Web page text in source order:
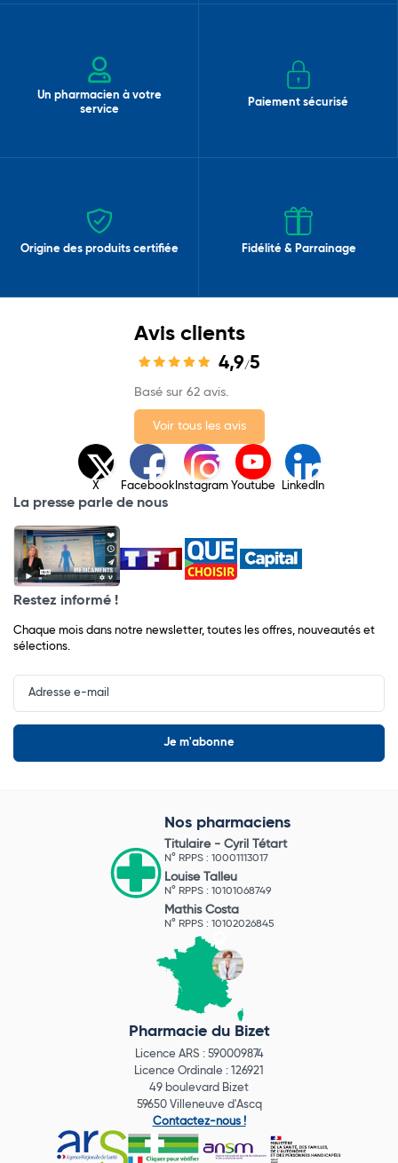
Un pharmacien à votre
service
Paiement sécurisé
Origine des produits certifiée Fidélité & Parrainage
Avis clients
4,9/5
Basé sur 62 avis.
Voir tous les avis
X Facebook Instagram Youtube LinkedIn
La presse parle de nous
Restez informé !
Chaque mois dans notre newsletter, toutes les offres, nouveautés et
sélections.
Input
Newsletter
Nos pharmaciens
Titulaire - Cyril Tétart
N° RPPS : 10001113017
Louise Talleu
N° RPPS : 10101068749
Mathis Costa
N° RPPS : 10102026845
Pharmacie du Bizet
Licence ARS : 590009874
Licence Ordinale : 126921
49 boulevard Bizet
59650 Villeneuve d'Ascq
Contactez-nous !